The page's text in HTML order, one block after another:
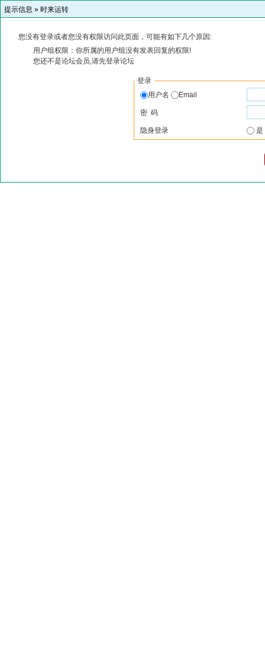
提示信息 » 时来运转
您没有登录或者您没有权限访问此页面，可能有如下几个原因:
用户组权限：你所属的用户组没有发表回复的权限!
您还不是论坛会员,请先登录论坛
登录
用户名
Email
密 码
隐身登录